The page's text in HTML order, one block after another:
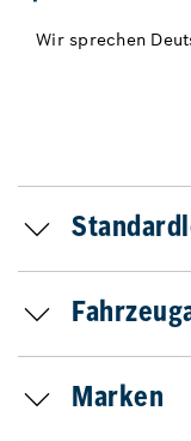
Wir sprechen
Marken